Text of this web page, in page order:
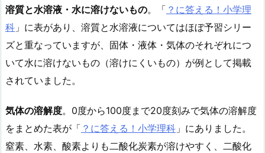
溶質と水溶液・水に溶けないもの。「 ？に答える！小学理
科 」に表があり、溶質と水溶液についてはほぼ予習シリー
ズと重なっていますが、固体・液体・気体のそれぞれにつ
いて水に溶けないもの（溶けにくいもの）が例として掲載
されていました。
気体の溶解度。0度から100度まで20度刻みで気体の溶解度
をまとめた表が「 ？に答える！小学理科 」にありました。
窒素、水素、酸素よりも二酸化炭素が溶けやすく、二酸化